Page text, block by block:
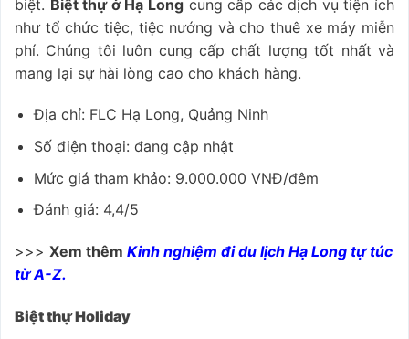
biệt. Biệt thự ở Hạ Longcung cấp các dịch vụ tiện ích
như tổ chức tiệc, tiệc nướng và cho thuê xe máy miễn
phí. Chúng tôi luôn cung cấp chất lượng tốt nhất và
mang lại sự hài lòng cao cho khách hàng.
Địa chỉ: FLC Hạ Long, Quảng Ninh
Số điện thoại: đang cập nhật
Mức giá tham khảo: 9.000.000 VNĐ/đêm
Đánh giá: 4,4/5
>>> Xem thêm Kinh nghiệm đi du lịch Hạ Long tự túc
từ A-Z.
Biệt thự Holiday